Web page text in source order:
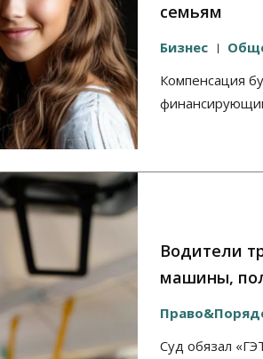
семьям
Бизнес
Компенсация
Водители
машины,
Суд обязал